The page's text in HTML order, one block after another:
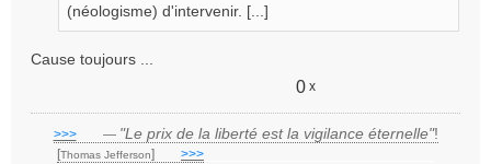
(néologisme) d'intervenir. [...]
Cause toujours ...
0 x
>>>___ — "Le prix de la liberté est la vigilance éternelle"!
[Thomas Jefferson] >>>